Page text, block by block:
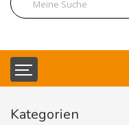
Kategorien